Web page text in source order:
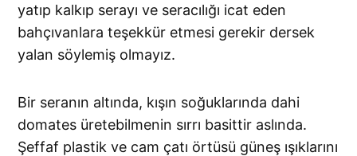
yatıp kalkıp serayı ve seracılığı icat eden
bahçıvanlara teşekkür etmesi gerekir dersek
yalan söylemiş olmayız.
Bir seranın altında, kışın soğuklarında dahi
domates üretebilmenin sırrı basittir aslında.
Şeffaf plastik ve cam çatı örtüsü güneş ışıklarını